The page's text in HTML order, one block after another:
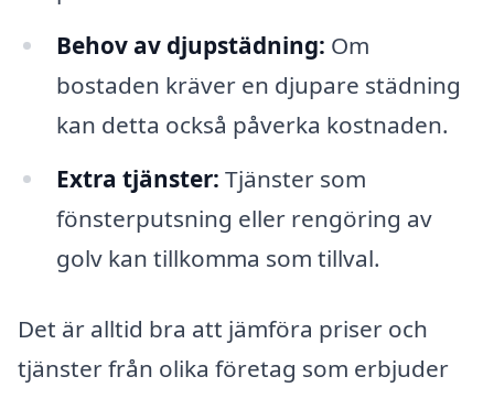
Behov av djupstädning: Om
bostaden kräver en djupare städning
kan detta också påverka kostnaden.
Extra tjänster: Tjänster som
fönsterputsning eller rengöring av
golv kan tillkomma som tillval.
Det är alltid bra att jämföra priser och
tjänster från olika företag som erbjuder